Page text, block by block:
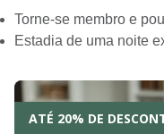
Torne-se membro e
Estadia de uma noite
ATÉ 20% DE